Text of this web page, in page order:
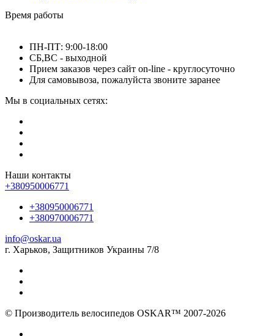
Время работы
ПН-ПТ: 9:00-18:00
СБ,ВС - выходной
Прием заказов через сайт on-line - круглосуточно
Для самовывоза, пожалуйста звоните заранее
Мы в социальных сетях:
Наши контакты
+380950006771
+380950006771
+380970006771
info@oskar.ua
г. Харьков, Защитников Украины 7/8
© Производитель велосипедов OSKAR™ 2007-2026